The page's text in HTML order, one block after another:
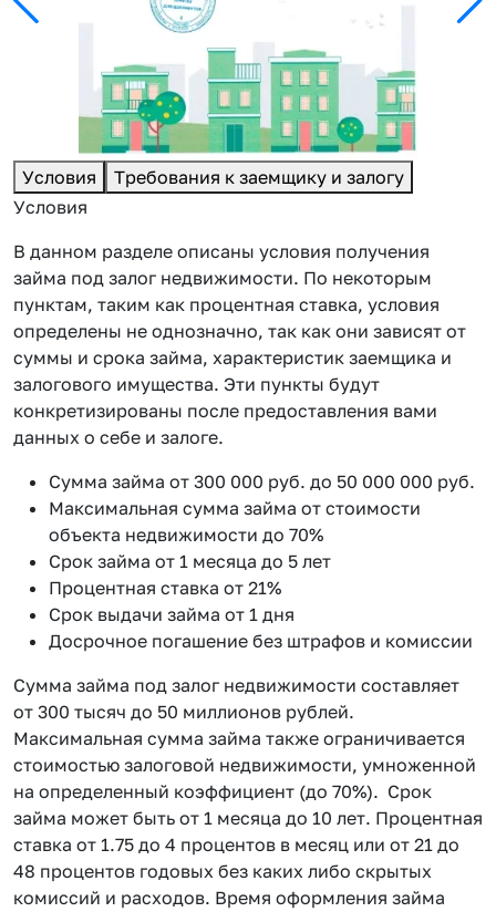
Условия
Требования к заемщику и залогу
Условия
В данном разделе описаны условия получения
займа под залог недвижимости. По некоторым
пунктам, таким как процентная ставка, условия
определены не однозначно, так как они зависят от
суммы и срока займа, характеристик заемщика и
залогового имущества. Эти пункты будут
конкретизированы после предоставления вами
данных о себе и залоге.
Сумма займа от 300 000 руб. до 50 000 000 руб.
Максимальная сумма займа от стоимости
объекта недвижимости до 70%
Срок займа от 1 месяца до 5 лет
Процентная ставка от 21%
Срок выдачи займа от 1 дня
Досрочное погашение без штрафов и комиссии
Сумма займа под залог недвижимости составляет
от 300 тысяч до 50 миллионов рублей.
Максимальная сумма займа также ограничивается
стоимостью залоговой недвижимости, умноженной
на определенный коэффициент (до 70%). Срок
займа может быть от 1 месяца до 10 лет. Процентная
ставка от 1.75 до 4 процентов в месяц или от 21 до
48 процентов годовых без каких либо скрытых
комиссий и расходов. Время оформления займа